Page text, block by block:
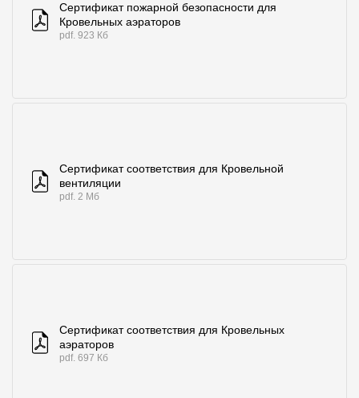
Сертификат пожарной безопасности для
Кровельных аэраторов
pdf. 923 Кб
Сертификат соответствия для Кровельной
вентиляции
pdf. 2 Мб
Сертификат соответствия для Кровельных
аэраторов
pdf. 697 Кб